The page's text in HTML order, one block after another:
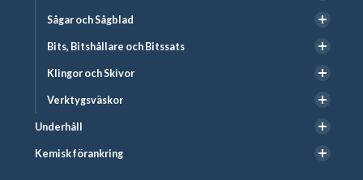
Sågar och Sågblad
Bits, Bitshållare och Bitssats
Klingor och Skivor
Verktygsväskor
Underhåll
Kemisk förankring